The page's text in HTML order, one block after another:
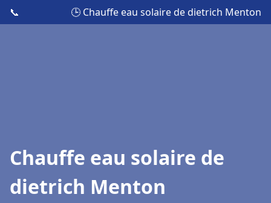
📞 🕒 Chauffe eau solaire de dietrich Menton
Chauffe eau solaire de
dietrich Menton